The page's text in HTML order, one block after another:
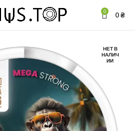
0 0₴
НЕТ В
НАЛИЧ
ИИ